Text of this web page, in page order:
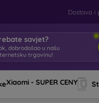
Dostava i
savjet?
dobrodošao u našu
trgovinu!
Xiaomi - SUPER CENY